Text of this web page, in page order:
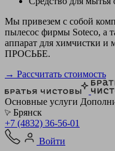
Мы привезем с собой
пылесос фирмы Soteco, а
аппарат для химчистки
ПРОСЬБЕ.
→ Рассчитать стоимость
Основные услуги
Брянск
+7 (4832) 36-56-01
Войти